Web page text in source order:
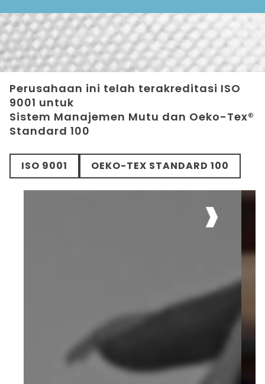
Perusahaan ini telah terakreditasi ISO
9001 untuk
Sistem Manajemen Mutu dan Oeko-Tex®
Standard 100
ISO 9001 OEKO-TEX STANDARD 100